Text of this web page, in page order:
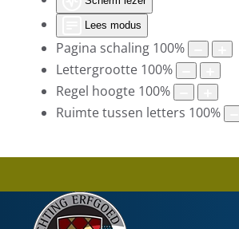
Lees modus
Pagina schaling 100%
Lettergrootte 100%
Regel hoogte 100%
Ruimte tussen letters 100%